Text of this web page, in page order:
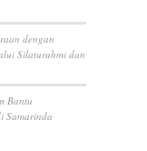
dengan
Silaturahmi dan
Bantu
Samarinda